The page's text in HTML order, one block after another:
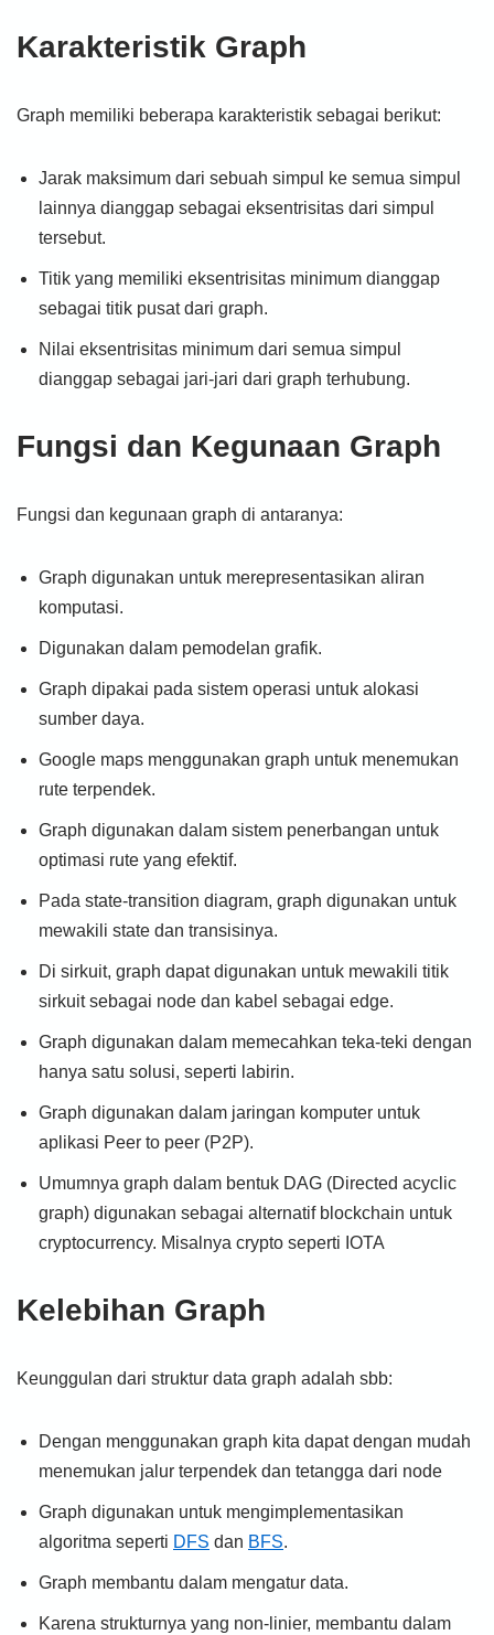
Karakteristik Graph
Graph memiliki beberapa karakteristik sebagai berikut:
Jarak maksimum dari sebuah simpul ke semua simpul
lainnya dianggap sebagai eksentrisitas dari simpul
tersebut.
Titik yang memiliki eksentrisitas minimum dianggap
sebagai titik pusat dari graph.
Nilai eksentrisitas minimum dari semua simpul
dianggap sebagai jari-jari dari graph terhubung.
Fungsi dan Kegunaan Graph
Fungsi dan kegunaan graph di antaranya:
Graph digunakan untuk merepresentasikan aliran
komputasi.
Digunakan dalam pemodelan grafik.
Graph dipakai pada sistem operasi untuk alokasi
sumber daya.
Google maps menggunakan graph untuk menemukan
rute terpendek.
Graph digunakan dalam sistem penerbangan untuk
optimasi rute yang efektif.
Pada state-transition diagram, graph digunakan untuk
mewakili state dan transisinya.
Di sirkuit, graph dapat digunakan untuk mewakili titik
sirkuit sebagai node dan kabel sebagai edge.
Graph digunakan dalam memecahkan teka-teki dengan
hanya satu solusi, seperti labirin.
Graph digunakan dalam jaringan komputer untuk
aplikasi Peer to peer (P2P).
Umumnya graph dalam bentuk DAG (Directed acyclic
graph) digunakan sebagai alternatif blockchain untuk
cryptocurrency. Misalnya crypto seperti IOTA
Kelebihan Graph
Keunggulan dari struktur data graph adalah sbb:
Dengan menggunakan graph kita dapat dengan mudah
menemukan jalur terpendek dan tetangga dari node
Graph digunakan untuk mengimplementasikan
algoritma seperti DFS dan BFS.
Graph membantu dalam mengatur data.
Karena strukturnya yang non-linier, membantu dalam